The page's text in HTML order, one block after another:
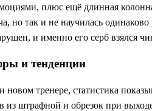
плюс ещё длинная
но так и не научилась
и именно его серб взялся
и тенденции
новом тренере, статистика
из штрафной и обрезок при